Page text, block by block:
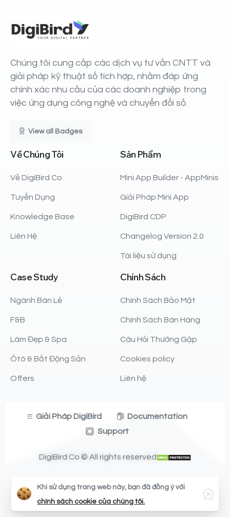
Chúng tôi cung cấp các dịch vụ tư vấn CNTT và
giải pháp kỹ thuật số tích hợp, nhằm đáp ứng
chính xác nhu cầu của các doanh nghiệp trong
việc ứng dụng công nghệ và chuyển đổi số.
View all Badges
VềChúngTôi
Về DigiBird Co
Tuyển Dụng
Knowledge Base
Liên Hệ
Sản Phẩm
Mini App Builder - AppMinis
Giải Pháp Mini App
DigiBird CDP
Changelog Version 2.0
Tài liệu sử dụng
CaseStudy
Ngành Bán Lẻ
F&B
Làm Đẹp & Spa
Ôtô & Bất Động Sản
Offers
ChínhSách
Chính Sách Bảo Mật
Chính Sách Bán Hàng
Câu Hỏi Thường Gặp
Cookies policy
Liên hệ
Giải Pháp DigiBird
Documentation
Support
DigiBird Co © All rights reserved
Follow us on
Khi sử dụng trang web này, bạn đã đồng ý với
chính sách cookie của chúng tôi.